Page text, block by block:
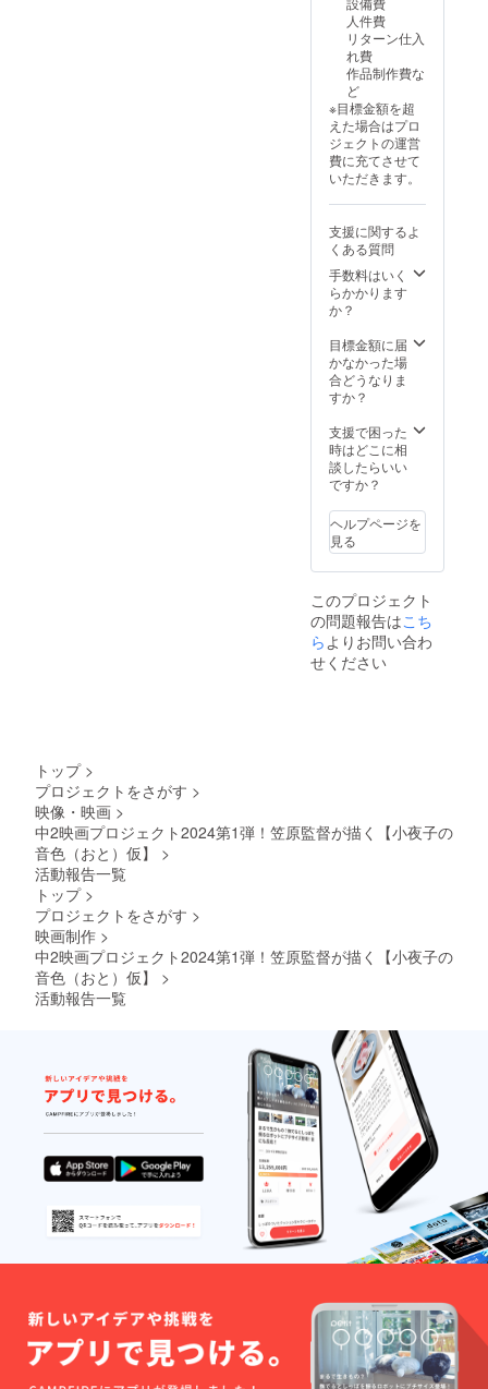
お断り
させて
頂く場
合がご
ざいま
す。 そ
の場合
CAMPF
IREでご
使用の
ユー
ザーID
を掲載
させて
頂きま
す。
(文字の
み、
ニック
ネーム
等も可)
をご記
入くだ
さい。
掲載す
るお名
前や企
業名は
上、第
３者を
特定す
る内容
反する
場合は
掲載を
頂く場
合がご
ざいま
す。 そ
CAMPF
IREでご
使用の
ユー
を掲載
させて
頂きま
す。
動画
（15
秒〜30
定）
便にて
お送り
させて
頂きま
す。 ※
支援
ず備考
欄にエ
ンド
ロール
へ掲載
される
(文字の
み、
ニック
等も可)
をご記
入くだ
さい。
るお名
前や企
業名は
審査の
３者を
特定す
る内容
や公序
良俗に
す。 そ
の場合
を掲載
させて
人件費
リターン仕入
れ費
作品制作費な
ど
※目標金額を超
えた場合はプロ
ジェクトの運営
費に充てさせて
いただきます。
支援に関するよ
くある質問
手数料はいく
らかかります
か？
目標金額に届
かなかった場
合どうなりま
すか？
支援で困った
時はどこに相
談したらいい
ですか？
ヘルプページを
見る
このプロジェクト
の問題報告はこち
らよりお問い合わ
せください
トップ >
プロジェクトをさがす >
映像・映画 >
中2映画プロジェクト2024第1弾！笠原監督が描く【小夜子の
音色（おと）仮】
>
活動報告一覧
トップ >
プロジェクトをさがす >
映画制作 >
中2映画プロジェクト2024第1弾！笠原監督が描く【小夜子の
音色（おと）仮】
>
活動報告一覧